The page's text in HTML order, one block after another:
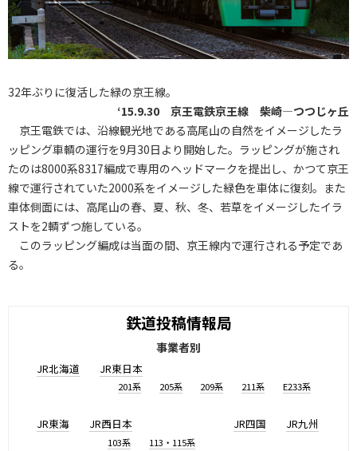
32年ぶりに復活した緑の京王線。
‘15.9.30 京王電鉄京王線 柴崎―つつじヶ丘
京王電鉄では、沿線観光地である高尾山の自然をイメージしたラ
ッピング車輌の運行を9月30日より開始した。ラッピングが施され
たのは8000系8317編成で専用のヘッドマークを提出し、かつて京王
線で運行されていた2000系をイメージした緑色を車体に復刻。また
車体側面には、高尾山の春、夏、秋、冬、若草をイメージしたイラ
ストを2輌ずつ施している。
このラッピング編成は当面の間、京王線内で運行される予定であ
る。
鉄道投稿情報局
事業者別
JR北海道 JR東日本
201系 205系 209系 211系 E233系
JR東海 JR西日本
103系 113・115系
JR四国 JR九州